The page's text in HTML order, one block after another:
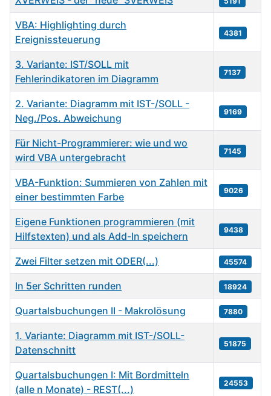
VBA: Highlighting durch
Ereignissteuerung
4381
3. Variante: IST/SOLL mit
Fehlerindikatoren im Diagramm
7137
2. Variante: Diagramm mit IST-/SOLL -
Neg./Pos. Abweichung
9169
Für Nicht-Programmierer: wie und wo
wird VBA untergebracht
7145
VBA-Funktion: Summieren von Zahlen mit
einer bestimmten Farbe
9026
Eigene Funktionen programmieren (mit
Hilfstexten) und als Add-In speichern
9438
Zwei Filter setzen mit ODER(...) 45574
In 5er Schritten runden 18924
Quartalsbuchungen II - Makrolösung 7880
1. Variante: Diagramm mit IST-/SOLL-
Datenschnitt
51875
Quartalsbuchungen I: Mit Bordmitteln
(alle n Monate) - REST(...)
24553